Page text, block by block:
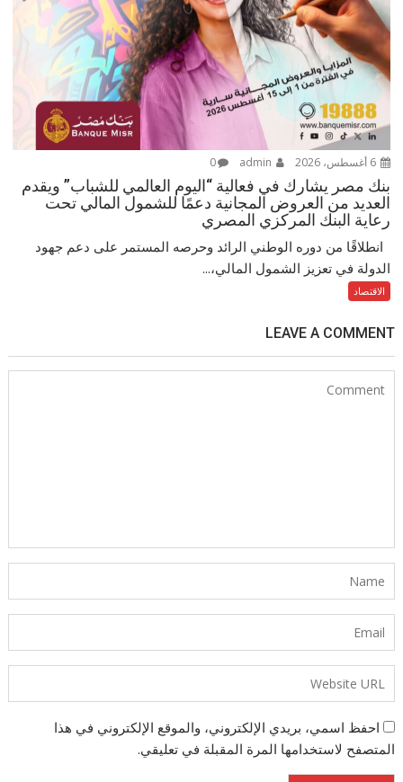
6 أغسطس، 2026 0
بنك مصر يشارك في فعالية “اليوم العالمي للشباب” ويقدم
العديد من العروض المجانية دعمًا للشمول المالي تحت
رعاية البنك المركزي المصري
انطلاقًا من دوره الوطني الرائد وحرصه المستمر على دعم جهود
الدولة في تعزيز الشمول المالي،...
الاقتصاد
LEAVE A COMMENT
احفظ اسمي، بريدي الإلكتروني، والموقع الإلكتروني في هذا
المتصفح لاستخدامها المرة المقبلة في تعليقي.